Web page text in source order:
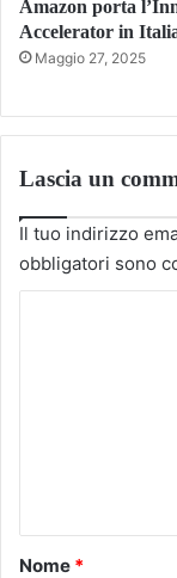
Amazon porta
Accelerator in
Maggio 27, 2025
Lascia un
Il tuo indirizzo
obbligatori sono
o
Nome *